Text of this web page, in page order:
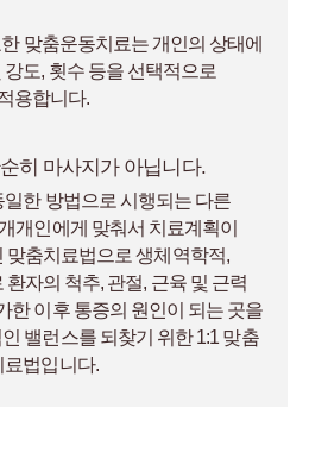
맞춤운동치료는 개인의 상태에
강도, 횟수 등을 선택적으로
용합니다.
히 마사지가 아닙니다.
일한 방법으로 시행되는 다른
개인에게 맞춰서 치료계획이
맞춤치료법으로 생체역학적,
자의 척추, 관절, 근육 및 근력
한 이후 통증의 원인이 되는 곳을
밸런스를 되찾기 위한 1:1 맞춤
료법입니다.